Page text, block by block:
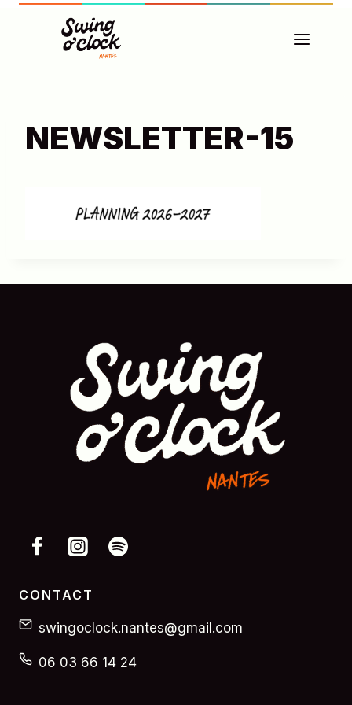
Aller
NEWSLETTER-15
CONTACT
swingoclock.nantes@gmail.com
06 03 66 14 24